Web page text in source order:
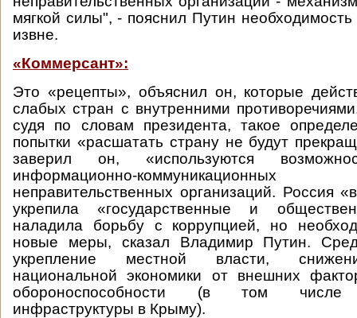
мягкой силы", - пояснил Путин
извне.
«Коммерсант»:
Это «рецепты», объяснил он, которые
слабых стран с внутренними
судя по словам президента, такое
попытки «расшатать страну не будут
заверил он, «используются
информационно-
неправительственных организаций. Россия
укрепила «государственные и
наладила борьбу с коррупцией, но
новые меры, сказал Владимир Путин.
укрепление местной власти,
национальной экономики от внешних
обороноспособности (в том числе
инфраструктуры в Крыму).